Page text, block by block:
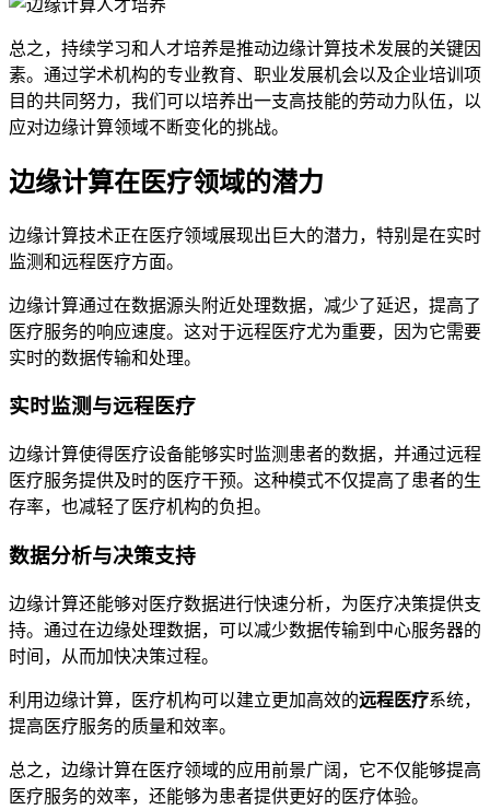
总之，持续学习和人才培养是推动边缘计算技术发展的关键因
素。通过学术机构的专业教育、职业发展机会以及企业培训项
目的共同努力，我们可以培养出一支高技能的劳动力队伍，以
应对边缘计算领域不断变化的挑战。
边缘计算在医疗领域的潜力
边缘计算技术正在医疗领域展现出巨大的潜力，特别是在实时
监测和远程医疗方面。
边缘计算通过在数据源头附近处理数据，减少了延迟，提高了
医疗服务的响应速度。这对于远程医疗尤为重要，因为它需要
实时的数据传输和处理。
实时监测与远程医疗
边缘计算使得医疗设备能够实时监测患者的数据，并通过远程
医疗服务提供及时的医疗干预。这种模式不仅提高了患者的生
存率，也减轻了医疗机构的负担。
数据分析与决策支持
边缘计算还能够对医疗数据进行快速分析，为医疗决策提供支
持。通过在边缘处理数据，可以减少数据传输到中心服务器的
时间，从而加快决策过程。
利用边缘计算，医疗机构可以建立更加高效的远程医疗系统，
提高医疗服务的质量和效率。
总之，边缘计算在医疗领域的应用前景广阔，它不仅能够提高
医疗服务的效率，还能够为患者提供更好的医疗体验。